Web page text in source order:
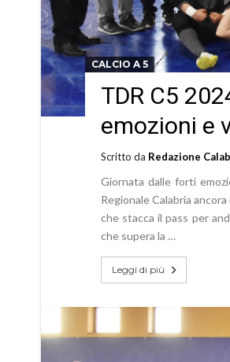
CALCIO A 5
TDR C5
emozioni e
Scritto da Redazione
Giornata dalle forti
Regionale Calabria
che stacca il pass per
che supera la …
Leggi di più